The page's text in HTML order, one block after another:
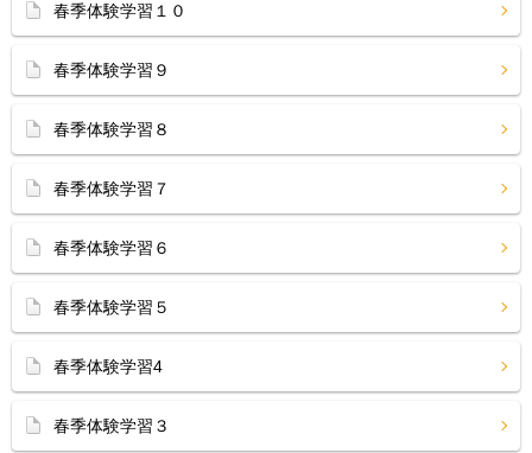
春季体験学習１０
春季体験学習９
春季体験学習８
春季体験学習７
春季体験学習６
春季体験学習５
春季体験学習4
春季体験学習３